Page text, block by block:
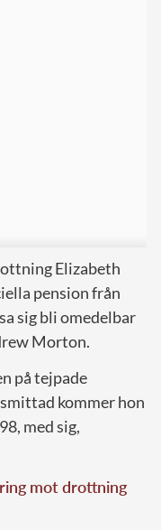
Elizabeth
pension från
sig bli omedelbar
Morton.
på tejpade
kommer hon
med sig,
mot drottning